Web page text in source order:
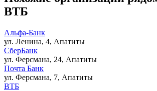
ВТБ
Альфа-Банк
ул. Ленина, 4, Апатиты
СберБанк
ул. Ферсмана, 24, Апатиты
Почта Банк
ул. Ферсмана, 7, Апатиты
ВТБ